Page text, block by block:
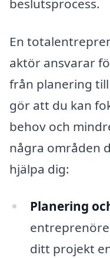
beslutsprocess.
En
aktör ansvarar
från planering
gör att du kan
behov och
några områden
hjälpa dig:
Planering
ditt projekt